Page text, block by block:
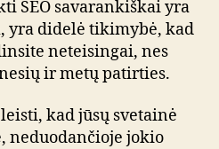
SEO savarankiškai yra
yra didelė tikimybė, kad
neteisingai, nes
ir metų patirties.
kad jūsų svetainė
neduodančioje jokio